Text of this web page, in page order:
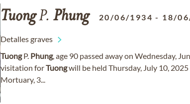
TuongP. Phung 20/06/1934 - 18/
Detalles graves
TuongP. Phung, age 90 passed away on Wednesday,
visitation forTuongwill be held Thursday, July 10,
Mortuary, 3...